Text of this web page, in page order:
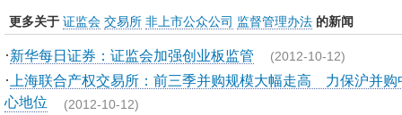
更多关于 证监会 交易所 非上市公众公司 监督管理办法 的新闻
·新华每日证券：证监会加强创业板监管 (2012-10-12)
· 上海联合产权交易所：前三季并购规模大幅走高 力保沪并购
心地位 (2012-10-12)